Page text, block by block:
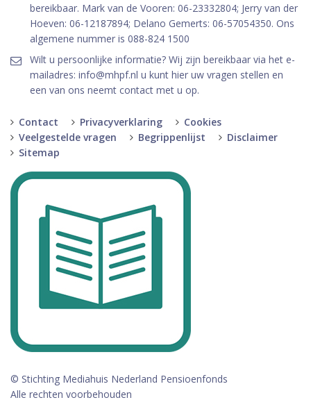
bereikbaar. Mark van de Vooren: 06-23332804; Jerry van der
Hoeven: 06-12187894; Delano Gemerts: 06-57054350. Ons
algemene nummer is 088-824 1500
Wilt u persoonlijke informatie? Wij zijn bereikbaar via het e-
mailadres: info@mhpf.nl u kunt hier uw vragen stellen en
een van ons neemt contact met u op.
Contact Privacyverklaring
Cookies
Veelgestelde vragen
Begrippenlijst
Disclaimer
Sitemap
© Stichting Mediahuis Nederland Pensioenfonds
Alle rechten voorbehouden